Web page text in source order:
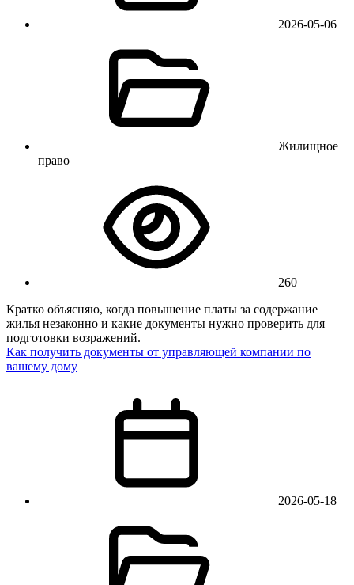
2026-05-06
Жилищное
право
260
Кратко объясняю, когда повышение платы за содержание
жилья незаконно и какие документы нужно проверить для
подготовки возражений.
Как получить документы от управляющей компании по
вашему дому
2026-05-18